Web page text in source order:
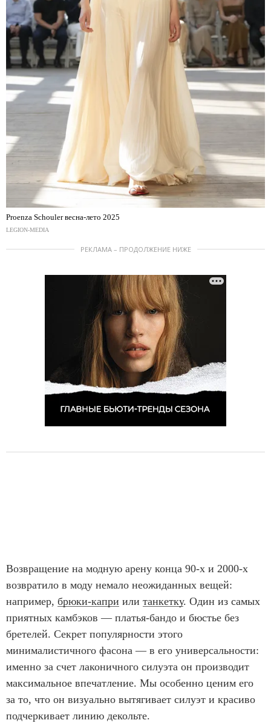
Proenza Schouler весна-лето 2025
LEGION-MEDIA
РЕКЛАМА – ПРОДОЛЖЕНИЕ НИЖЕ
Возвращение на модную арену конца 90-х и 2000-х
возвратило в моду немало неожиданных вещей:
например, брюки-капри или танкетку. Один из самых
приятных камбэков — платья-бандо и бюстье без
бретелей. Секрет популярности этого
минималистичного фасона — в его универсальности:
именно за счет лаконичного силуэта он производит
максимальное впечатление. Мы особенно ценим его
за то, что он визуально вытягивает силуэт и красиво
подчеркивает линию декольте.